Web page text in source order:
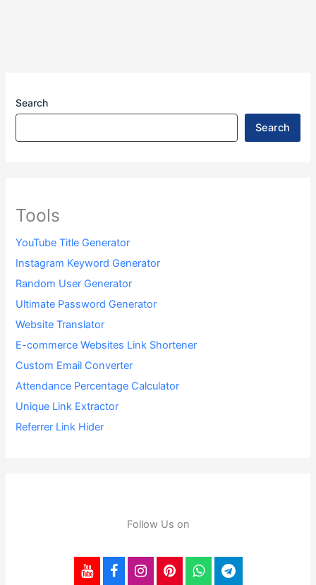
Search
Search
Tools
YouTube Title Generator
Instagram Keyword Generator
Random User Generator
Ultimate Password Generator
Website Translator
E-commerce Websites Link Shortener
Custom Email Converter
Attendance Percentage Calculator
Unique Link Extractor
Referrer Link Hider
Follow Us on